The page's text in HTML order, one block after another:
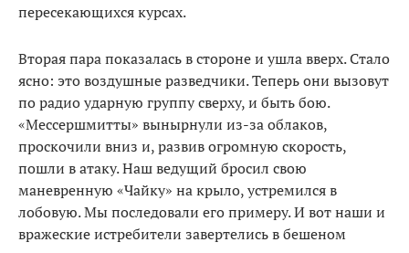
пересекающихся курсах.
Вторая пара показалась в стороне и ушла вверх. Стало
ясно: это воздушные разведчики. Теперь они вызовут
по радио ударную группу сверху, и быть бою.
«Мессершмитты» вынырнули из-за облаков,
проскочили вниз и, развив огромную скорость,
пошли в атаку. Наш ведущий бросил свою
маневренную «Чайку» на крыло, устремился в
лобовую. Мы последовали его примеру. И вот наши и
вражеские истребители завертелись в бешеном